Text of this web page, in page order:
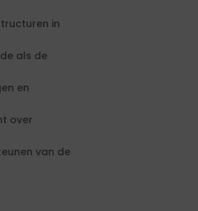
in
als de
en
over
van de